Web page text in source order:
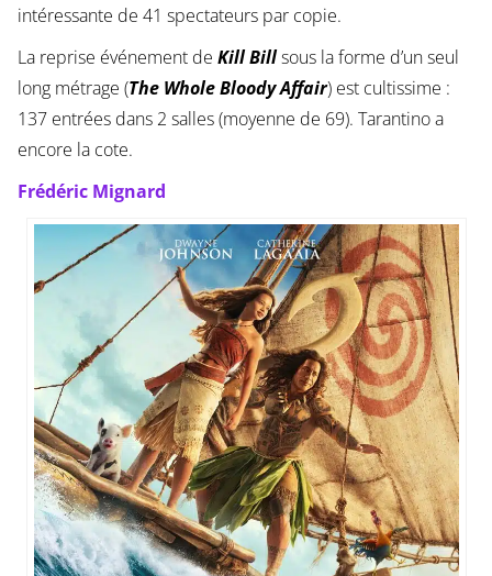
intéressante de 41 spectateurs par copie.
La reprise événement de Kill Billsous la forme d’un seul
long métrage (The Whole Bloody Affair) est cultissime :
137 entrées dans 2 salles (moyenne de 69). Tarantino a
encore la cote.
Frédéric Mignard